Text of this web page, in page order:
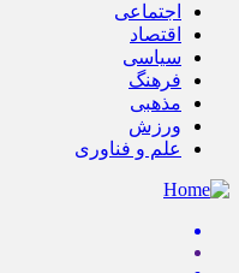
اجتماعی
اقتصاد
سیاسی
فرهنگ
مذهبی
ورزش
علم و فناوری